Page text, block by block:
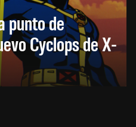
punto de
Cyclops de X-